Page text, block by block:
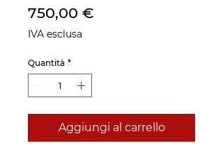
750,00 €
IVA esclusa
Quantità *
Aggiungi al carrello